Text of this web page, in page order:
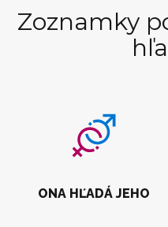
Zoznamky
ONA HĽADÁ JEHO